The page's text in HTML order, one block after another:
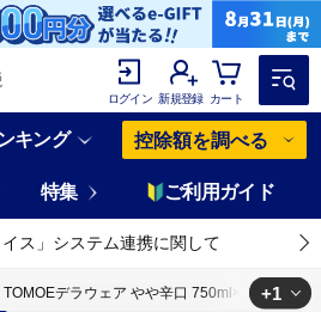
ログイン 新規登録 カート
キング 控除額を調べる
特集 ご利用ガイド
イス」システム連携に関して
TOMOEデラウェア やや辛口 750ml×2本 ワイン
+1